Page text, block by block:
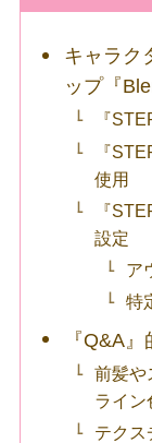
キャラク
ップ『
『
『
使用
『
設定
ア
特
『Q&A
前髪や
ライン
テク